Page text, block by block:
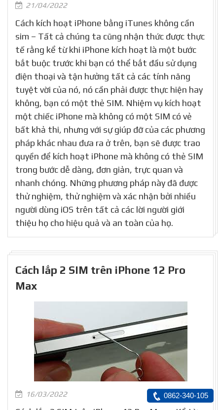
21/04/2022
Cách kích hoạt iPhone bằng iTunes không cần
sim – Tất cả chúng ta cũng nhận thức được thực
tế rằng kể từ khi iPhone kích hoạt là một bước
bắt buộc trước khi bạn có thể bắt đầu sử dụng
điện thoại và tận hưởng tất cả các tính năng
tuyệt vời của nó, nó cần phải được thực hiện hay
không, bạn có một thẻ SIM. Nhiệm vụ kích hoạt
một chiếc iPhone mà không có một SIM có vẻ
bất khả thi, nhưng với sự giúp đỡ của các phương
pháp khác nhau đưa ra ở trên, bạn sẽ được trao
quyền để kích hoạt iPhone mà không có thẻ SIM
trong bước dễ dàng, đơn giản, trực quan và
nhanh chóng. Những phương pháp này đã được
thử nghiệm, thử nghiệm và xác nhận bởi nhiều
người dùng iOS trên tất cả các lời người giới
thiệu họ cho hiệu quả và an toàn của họ.
Cách lắp 2 SIM trên iPhone 12 Pro
Max
16/03/2022 0862-340-105